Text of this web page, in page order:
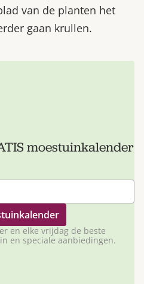
van de planten het
gaan krullen.
moestuinkalender
en elke vrijdag de beste
en speciale aanbiedingen.